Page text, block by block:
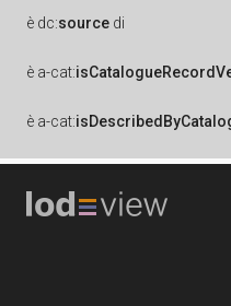
è dc:source di
è a-cat:
è a-cat: